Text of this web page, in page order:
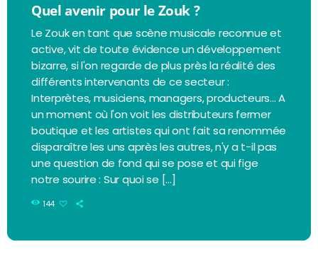
Quel avenir pour le Zouk ?
Le Zouk en tant que scène musicale reconnue et
active, vit de toute évidence un développement
bizarre, si l'on regarde de plus près la réalité des
différents intervenants de ce secteur :
Interprètes, musiciens, managers, producteurs... A
un moment où l'on voit les distributeurs fermer
boutique et les artistes qui ont fait sa renommée
disparaître les uns après les autres, n'y a t-il pas
une question de fond qui se pose et qui fige
notre sourire : Sur quoi se […]
144